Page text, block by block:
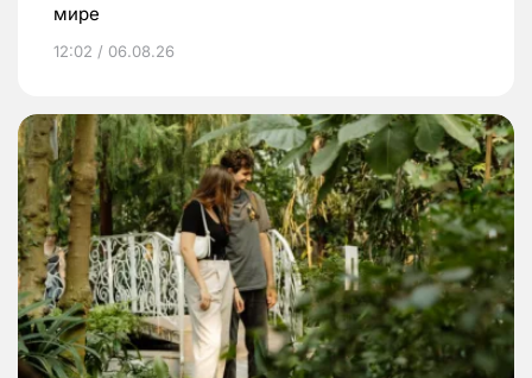
мире
12:02 / 06.08.26